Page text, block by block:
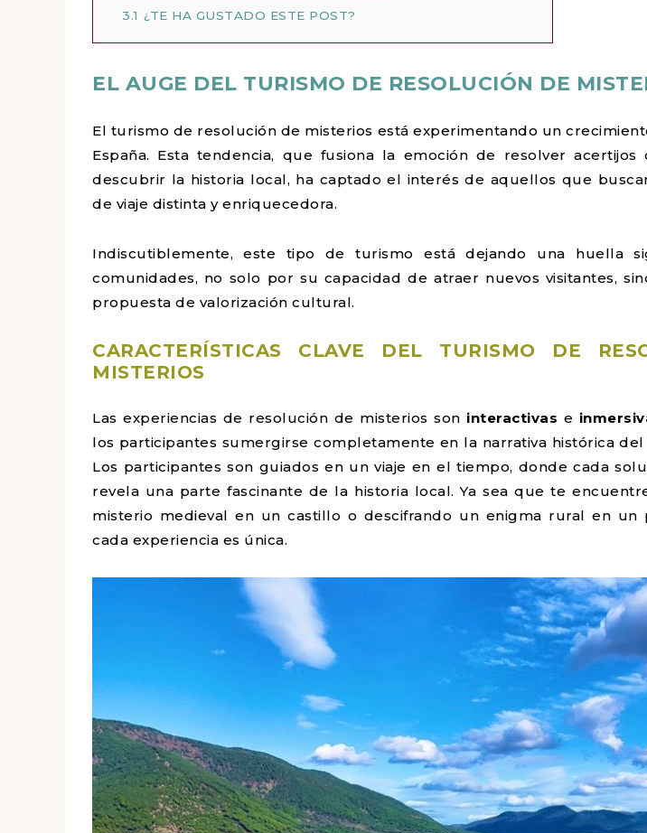
3.1 ¿TE HA GUSTADO ESTE POST?
EL AUGE DEL TURISMO DE RESOLUCIÓN DE
El turismo de resolución de misterios está experimentando un
España. Esta tendencia, que fusiona la emoción de resolver
descubrir la historia local, ha captado el interés de aquellos que
de viaje distinta y enriquecedora.
Indiscutiblemente, este tipo de turismo está dejando una huella
comunidades, no solo por su capacidad de atraer nuevos visitantes,
propuesta de valorización cultural.
CARACTERÍSTICAS CLAVE DEL TURISMO DE
MISTERIOS
Las experiencias de resolución de misterios son interactivas e
los participantes sumergirse completamente en la narrativa histórica
Los participantes son guiados en un viaje en el tiempo, donde cada
revela una parte fascinante de la historia local. Ya sea que te
misterio medieval en un castillo o descifrando un enigma rural en un
cada experiencia es única.